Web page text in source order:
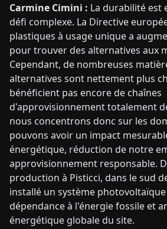
Carmine Cimini : La durabilité est
défi complexe. La Directive
plastiques à usage unique a
pour trouver des alternatives aux
Cependant, de nombreuses
alternatives sont nettement plus
bénéficient pas encore de chaînes
d'approvisionnement totalement
nous concentrons donc sur les
pouvons avoir un impact
énergétique, réduction de notre
approvisionnement responsable.
production à Pisticci, dans le sud
installé un système
dépendance à l'énergie fossile et
énergétique globale du site.